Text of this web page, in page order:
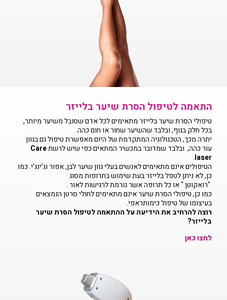
התאמה לטיפול הסרת שיער בלייזר
טיפולי הסרת שיער בלייזר מתאימים לכל אדם שסובל משיער מיותר,
בכל חלק בגוף, ובלבד שהשיער שחור או חום כהה.
יתרה מכך, הטכנולוגיה המתקדמת של היום מאפשרת טיפול גם בגוון
עור כהה, ובלבד שמדובר במכשיר המתאים כפי שיש לרשתCare
laser
.
הטיפולים אינם מתאימים לאנשים בעלי גוון שיער לבן, אפור וג'ינג'י. כמו
כן, לא ניתן לטפל בלייזר בעת שימוש בתרופות מסוג
"רואקוטן " או כל תרופה אשר גורמת לרגישות לאור .
כמו כן, טיפולי הסרת שיער אינם מתאימים לחולי סרטן הנמצאים
בעיצומו של טיפול כימותראפי.
רוצה להרחיב את הידיעה על ההתאמה לטיפול הסרת שיער
בלייזר?
לחצו כאן